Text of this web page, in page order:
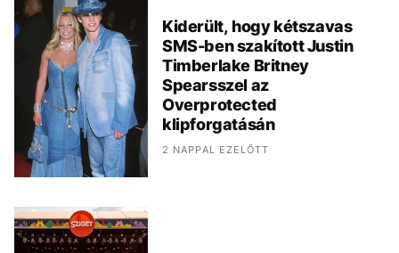
Kiderült, hogy kétszavas
SMS-ben szakított Justin
Timberlake Britney
Spearsszel az
Overprotected
klipforgatásán
2 NAPPAL EZELŐTT